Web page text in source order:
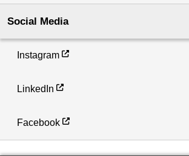
Social Media
Instagram
LinkedIn
Facebook